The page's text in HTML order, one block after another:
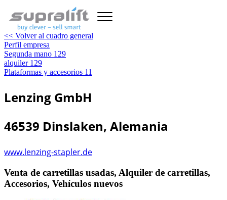
<< Volver al cuadro general
Perfil empresa
Segunda mano 129
alquiler129
Plataformas y accesorios 11
Lenzing GmbH
46539 Dinslaken, Alemania
www.lenzing-stapler.de
Venta de carretillas usadas, Alquiler de carretillas,
Accesorios, Vehículos nuevos